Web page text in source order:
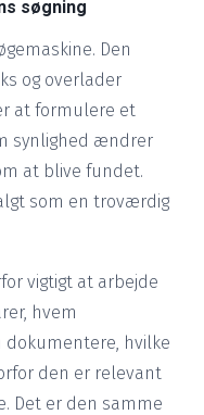
søgning
Den
og overlader
at formulere et
synlighed ændrer
at blive fundet.
som en troværdig
vigtigt at arbejde
hvem
dokumentere, hvilke
den er relevant
Det er den samme